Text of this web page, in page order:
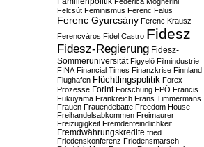
Felcsút Feminismus Ferenc Falus
Ferenc Gyurcsány Ferenc Krausz
Ferencváros Fidel Castro Fidesz
Fidesz-Regierung Fidesz-
Sommeruniversität Figyelő Filmindustrie
FINA Financial Times Finanzkrise Finnland
Flughafen Flüchtlingspolitik Forex-
Prozesse Forint Forschung FPÖ Francis
Fukuyama Frankreich Frans Timmermans
Frauen Frauendebatte Freedom House
Freihandelsabkommen Freimaurer
Freizügigkeit Fremdenfeindlichkeit
Fremdwährungskredite fried
Friedenskonferenz Friedensmarsch